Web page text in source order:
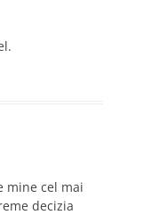
mine cel mai
decizia